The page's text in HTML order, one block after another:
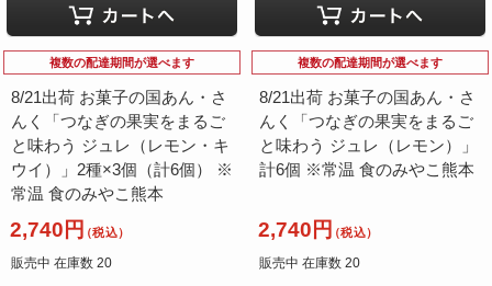
複数の配達期間が選べます
8/21出荷 お菓子の国あん・さ
んく「つなぎの果実をまるご
と味わう ジュレ（レモン・キ
ウイ）」2種×3個（計6個） ※
常温 食のみやこ熊本
2,740円（税込）
販売中 在庫数 20
複数の配達期間が選べます
8/21出荷 お菓子の国あん・さ
んく「つなぎの果実をまるご
と味わう ジュレ（レモン）」
計6個 ※常温 食のみやこ熊本
2,740円（税込）
販売中 在庫数 20